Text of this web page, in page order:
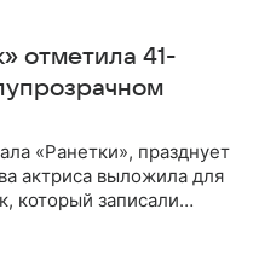
отметила 41-
«Ранетки», празднует
актриса выложила для
который записали